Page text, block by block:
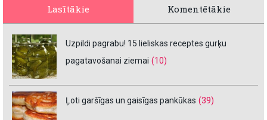
Lasītākie Komentētākie
Uzpildi pagrabu! 15 lieliskas receptes gurķu
pagatavošanai ziemai (10)
Ļoti garšīgas un gaisīgas pankūkas (39)